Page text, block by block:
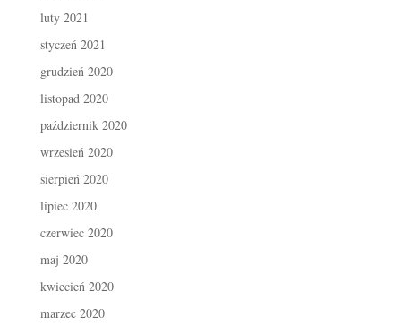
luty 2021
styczeń 2021
grudzień 2020
listopad 2020
październik 2020
wrzesień 2020
sierpień 2020
lipiec 2020
czerwiec 2020
maj 2020
kwiecień 2020
marzec 2020